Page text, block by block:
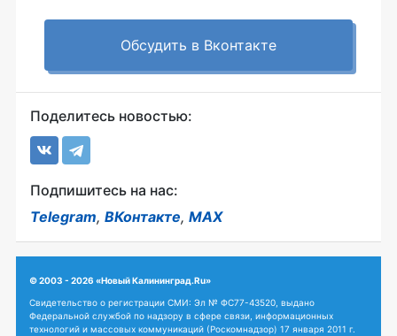
Обсудить в Вконтакте
Поделитесь новостью:
Подпишитесь на нас:
Telegram, ВКонтакте, MAX
© 2003 - 2026 «Новый Калининград.Ru»
Свидетельство о регистрации СМИ: Эл № ФС77-43520, выдано
Федеральной службой по надзору в сфере связи, информационных
технологий и массовых коммуникаций (Роскомнадзор) 17 января 2011 г.